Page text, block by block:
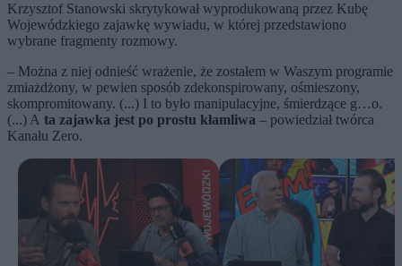
Krzysztof Stanowski skrytykował wyprodukowaną przez Kubę
Wojewódzkiego zajawkę wywiadu, w której przedstawiono
wybrane fragmenty rozmowy.
– Można z niej odnieść wrażenie, że zostałem w Waszym programie
zmiażdżony, w pewien sposób zdekonspirowany, ośmieszony,
skompromitowany. (...) I to było manipulacyjne, śmierdzące g…o.
(...) A ta zajawka jest po prostu kłamliwa – powiedział twórca
Kanału Zero.